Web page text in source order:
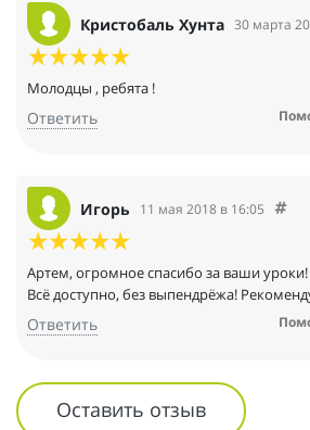
Кристобаль Хунта 30 марта
Молодцы , ребята !
Ответить
Игорь 11 мая 2018 в 16:05
Артем, огромное спасибо за ваши
Всё доступно, без выпендрёжа!
Ответить
Оставить отзыв